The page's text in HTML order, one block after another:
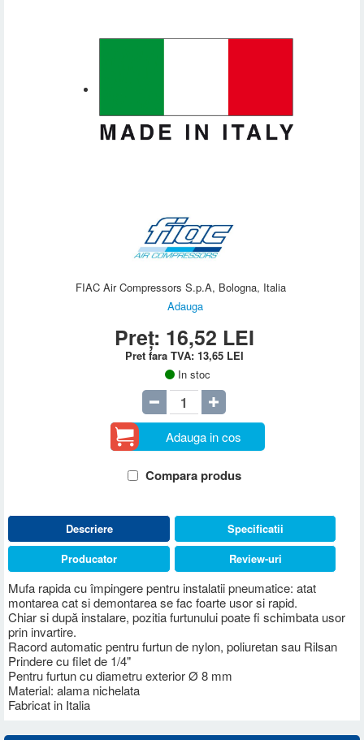
FIAC Air Compressors S.p.A, Bologna, Italia
Adauga
Preț: 16,52 LEI
Pret fara TVA: 13,65 LEI
In stoc
Adauga in cos
Compara produs
Descriere
Mufa rapida cu împingere pentru instalatii pneumatice: atat
montarea cat si demontarea se fac foarte usor si rapid.
Chiar si după instalare, pozitia furtunului poate fi schimbata usor
prin invartire.
Racord automatic pentru furtun de nylon, poliuretan sau Rilsan
Prindere cu filet de 1/4"
Pentru furtun cu diametru exterior Ø 8 mm
Material: alama nichelata
Fabricat in Italia
Specificatii
Producator
Review-uri